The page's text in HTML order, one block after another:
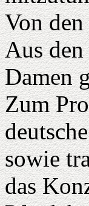
Von
Aus
Damen
Zum
sowie
das